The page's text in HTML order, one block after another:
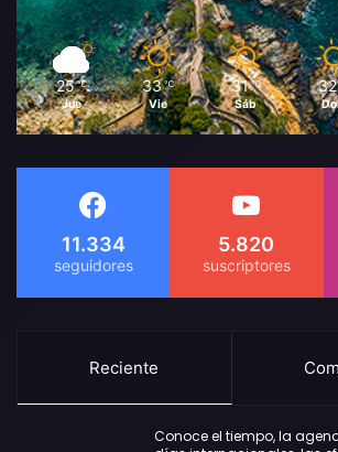
25 ℃
Jue
33 ℃
Vie
31 ℃
Sáb
32
11.334 5.820
Reciente
Conoce el tiempo, la